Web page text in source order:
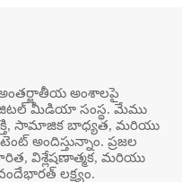
అంతర్జాతీయ అంశాలపై
డిజిటల్ మీడియా సంస్థ. మేము
భక్తి, సామాజిక బాధ్యత, మరియు
అందిస్తున్నాం. ప్రజల
విశ్లేషణాత్మక, మరియు
ల‌క్ష్యం.